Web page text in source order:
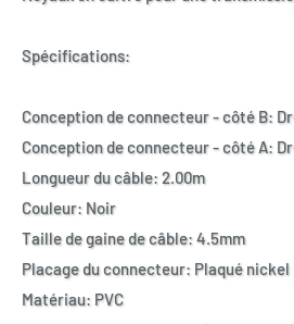
Spécifications:
Conception de connecteur - côté B:
Conception de connecteur - côté A:
Longueur du câble: 2.00m
Couleur: Noir
Taille de gaine de câble: 4.5mm
Placage du connecteur: Plaqué nickel
Matériau: PVC